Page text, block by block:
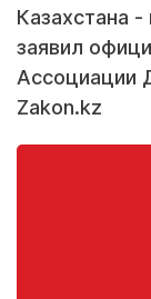
Казахстана
заявил
Ассоциации
Zakon.kz